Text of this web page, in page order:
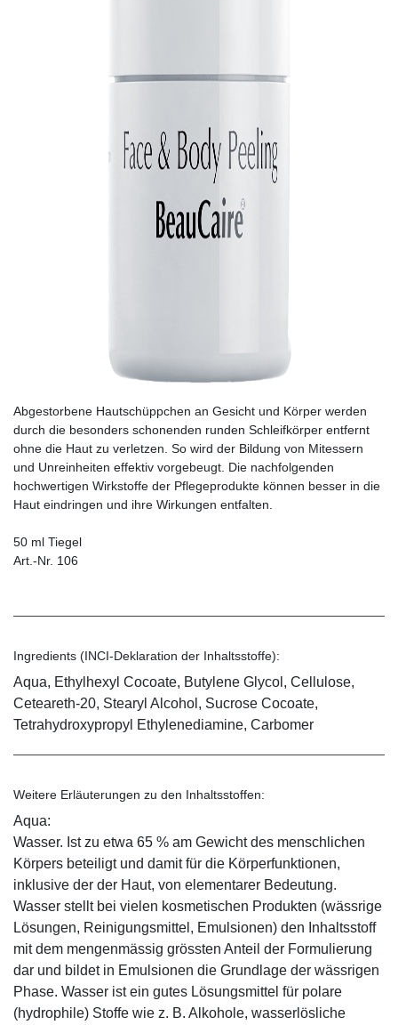
Abgestorbene Hautschüppchen an Gesicht und Körper werden
durch die besonders schonenden runden Schleifkörper entfernt
ohne die Haut zu verletzen. So wird der Bildung von Mitessern
und Unreinheiten effektiv vorgebeugt. Die nachfolgenden
hochwertigen Wirkstoffe der Pflegeprodukte können besser in die
Haut eindringen und ihre Wirkungen entfalten.
50 ml Tiegel
Art.-Nr. 106
Ingredients (INCI-Deklaration der Inhaltsstoffe):
Aqua, Ethylhexyl Cocoate, Butylene Glycol, Cellulose,
Ceteareth-20, Stearyl Alcohol, Sucrose Cocoate,
Tetrahydroxypropyl Ethylenediamine, Carbomer
Weitere Erläuterungen zu den Inhaltsstoffen:
Aqua:
Wasser. Ist zu etwa 65 % am Gewicht des menschlichen
Körpers beteiligt und damit für die Körperfunktionen,
inklusive der der Haut, von elementarer Bedeutung.
Wasser stellt bei vielen kosmetischen Produkten (wässrige
Lösungen, Reinigungsmittel, Emulsionen) den Inhaltsstoff
mit dem mengenmässig grössten Anteil der Formulierung
dar und bildet in Emulsionen die Grundlage der wässrigen
Phase. Wasser ist ein gutes Lösungsmittel für polare
(hydrophile) Stoffe wie z. B. Alkohole, wasserlösliche